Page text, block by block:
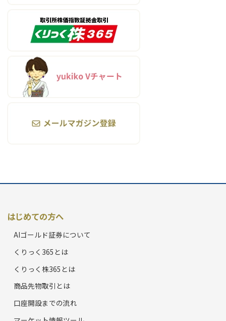
はじめての方へ
AIゴールド証券について
くりっく365とは
くりっく株365とは
商品先物取引とは
口座開設までの流れ